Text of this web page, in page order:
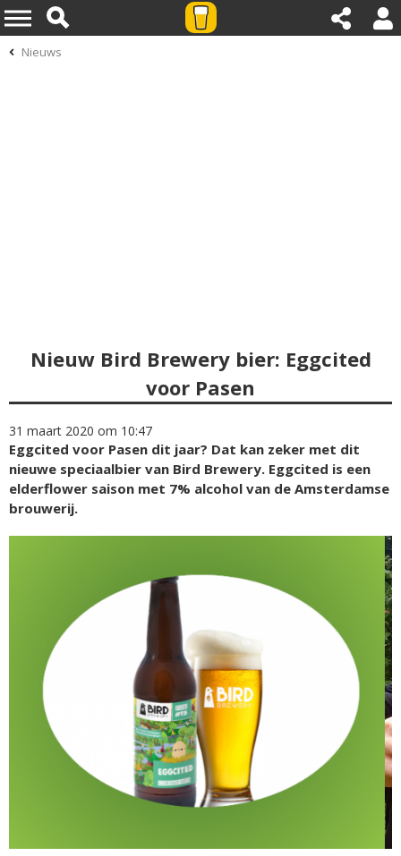
Nieuws
Nieuw Bird Brewery bier: Eggcited
voor Pasen
31 maart 2020 om 10:47
Eggcited voor Pasen dit jaar? Dat kan zeker met dit
nieuwe speciaalbier van Bird Brewery. Eggcited is een
elderflower saison met 7% alcohol van de Amsterdamse
brouwerij.